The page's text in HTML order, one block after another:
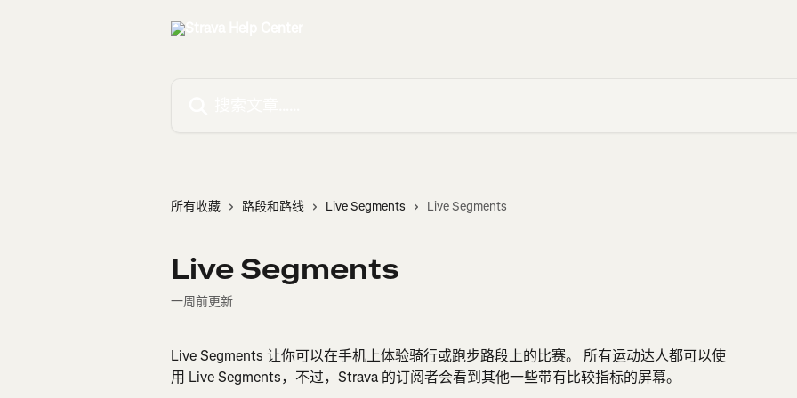
所有收藏 路段和路线 Live Segments Live Segments
Live Segments
一周前更新
Live Segments 让你可以在手机上体验骑行或跑步路段上的比赛。 所有运动达人都可以使
用 Live Segments，不过，Strava 的订阅者会看到其他一些带有比较指标的屏幕。